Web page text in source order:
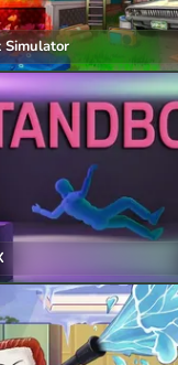
Simulator